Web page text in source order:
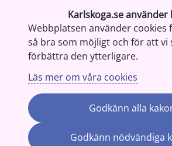
Karlskoga.se använder
Webbplatsen använder cookies
så bra som möjligt och för att vi
förbättra den ytterligare.
Läs mer om våra cookies
Godkänn alla
Godkänn nödvändiga